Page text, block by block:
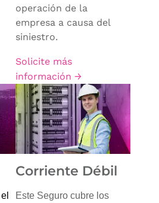
operación de la
empresa a causa del
siniestro.
Solicite más
información →
Corriente Débil
Este Seguro cubre los